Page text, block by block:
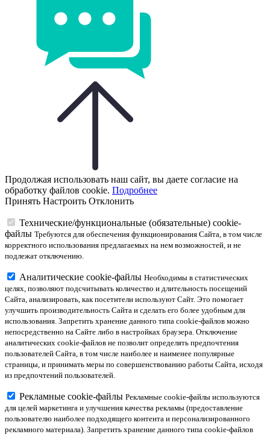
Продолжая использовать наш сайт, вы даете согласие на
обработку файлов cookie. Подробнее
Принять Настроить Отклонить
Технические/функциональные (обязательные) cookie-
файлы Требуются для обеспечения функционирования Сайта, в том числе
корректного использования предлагаемых на нем возможностей, и не
подлежат отключению.
Аналитические cookie-файлы Необходимы в статистических
целях, позволяют подсчитывать количество и длительность посещений
Сайта, анализировать, как посетители используют Сайт. Это помогает
улучшить производительность Сайта и сделать его более удобным для
использования. Запретить хранение данного типа cookie-файлов можно
непосредственно на Сайте либо в настройках браузера. Отключение
аналитических cookie-файлов не позволит определять предпочтения
пользователей Сайта, в том числе наиболее и наименее популярные
страницы, и принимать меры по совершенствованию работы Сайта, исходя
из предпочтений пользователей.
Рекламные cookie-файлы Рекламные cookie-файлы используются
для целей маркетинга и улучшения качества рекламы (предоставление
пользователю наиболее подходящего контента и персонализированного
рекламного материала). Запретить хранение данного типа cookie-файлов